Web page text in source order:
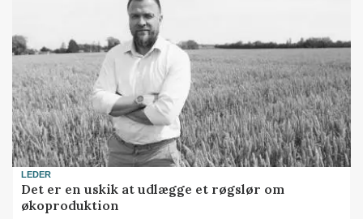
LEDER
Det er en uskik at udlægge et røgslør om
økoproduktion